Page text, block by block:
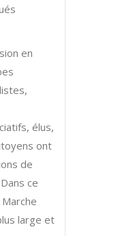
en
élus,
ont
de
ce
large et